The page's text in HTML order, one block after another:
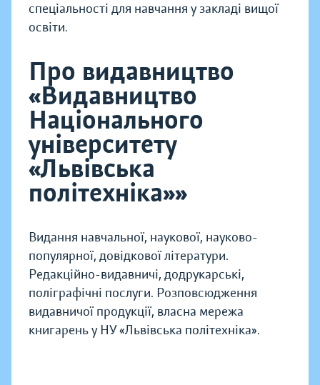
спеціальності для навчання у закладі вищої
освіти.
Про видавництво
«Видавництво
Національного
університету
«Львівська
політехніка»»
Видання навчальної, наукової, науково-
популярної, довідкової літератури.
Редакційно-видавничі, додрукарські,
поліграфічні послуги. Розповсюдження
видавничої продукції, власна мережа
книгарень у НУ «Львівська політехніка».